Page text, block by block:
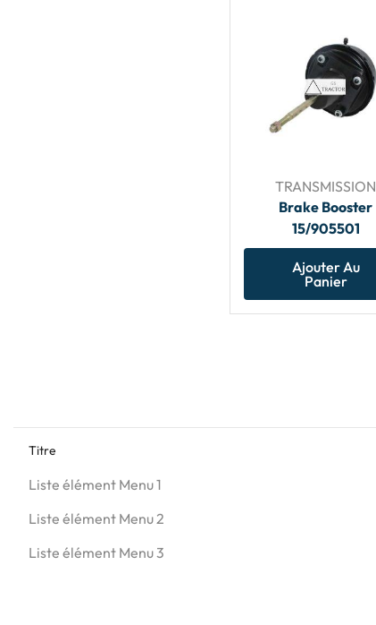
TRANSMISSION
Brake Booster
15/905501
Ajouter Au
Panier
Titre
Liste élément Menu 1
Liste élément Menu 2
Liste élément Menu 3